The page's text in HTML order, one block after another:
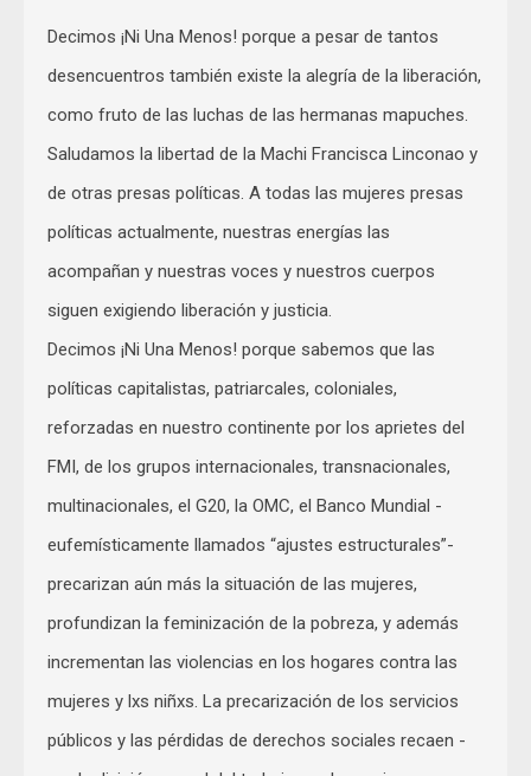
Decimos ¡Ni Una Menos! porque a pesar de tantos
desencuentros también existe la alegría de la liberación,
como fruto de las luchas de las hermanas mapuches.
Saludamos la libertad de la Machi Francisca Linconao y
de otras presas políticas. A todas las mujeres presas
políticas actualmente, nuestras energías las
acompañan y nuestras voces y nuestros cuerpos
siguen exigiendo liberación y justicia.
Decimos ¡Ni Una Menos! porque sabemos que las
políticas capitalistas, patriarcales, coloniales,
reforzadas en nuestro continente por los aprietes del
FMI, de los grupos internacionales, transnacionales,
multinacionales, el G20, la OMC, el Banco Mundial -
eufemísticamente llamados “ajustes estructurales”-
precarizan aún más la situación de las mujeres,
profundizan la feminización de la pobreza, y además
incrementan las violencias en los hogares contra las
mujeres y lxs niñxs. La precarización de los servicios
públicos y las pérdidas de derechos sociales recaen -